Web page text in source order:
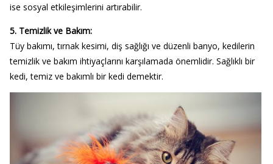
ise sosyal etkileşimlerini artırabilir.
5. Temizlik ve Bakım:
Tüy bakımı, tırnak kesimi, diş sağlığı ve düzenli banyo, kedilerin
temizlik ve bakım ihtiyaçlarını karşılamada önemlidir. Sağlıklı bir
kedi, temiz ve bakımlı bir kedi demektir.